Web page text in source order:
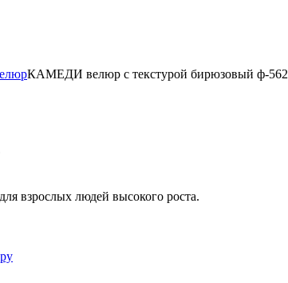
КАМЕДИ велюр с текстурой бирюзовый ф-562
взрослых людей высокого роста.